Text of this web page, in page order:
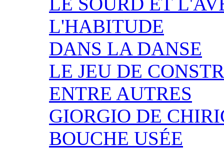
L'HABITUDE
DANS LA DANSE
LE JEU DE
ENTRE AUTRES
GIORGIO DE
BOUCHE USÉE